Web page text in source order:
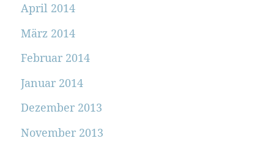
April 2014
März 2014
Februar 2014
Januar 2014
Dezember 2013
November 2013